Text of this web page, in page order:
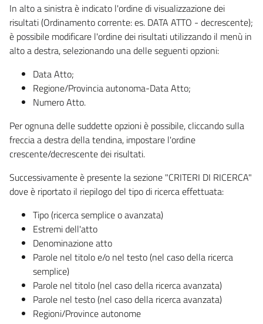
In alto a sinistra è indicato l'ordine di visualizzazione dei
risultati (Ordinamento corrente: es. DATA ATTO - decrescente);
è possibile modificare l'ordine dei risultati utilizzando il menù in
alto a destra, selezionando una delle seguenti opzioni:
Data Atto;
Regione/Provincia autonoma-Data Atto;
Numero Atto.
Per ognuna delle suddette opzioni è possibile, cliccando sulla
freccia a destra della tendina, impostare l'ordine
crescente/decrescente dei risultati.
Successivamente è presente la sezione "CRITERI DI RICERCA"
dove è riportato il riepilogo del tipo di ricerca effettuata:
Tipo (ricerca semplice o avanzata)
Estremi dell'atto
Denominazione atto
Parole nel titolo e/o nel testo (nel caso della ricerca
semplice)
Parole nel titolo (nel caso della ricerca avanzata)
Parole nel testo (nel caso della ricerca avanzata)
Regioni/Province autonome